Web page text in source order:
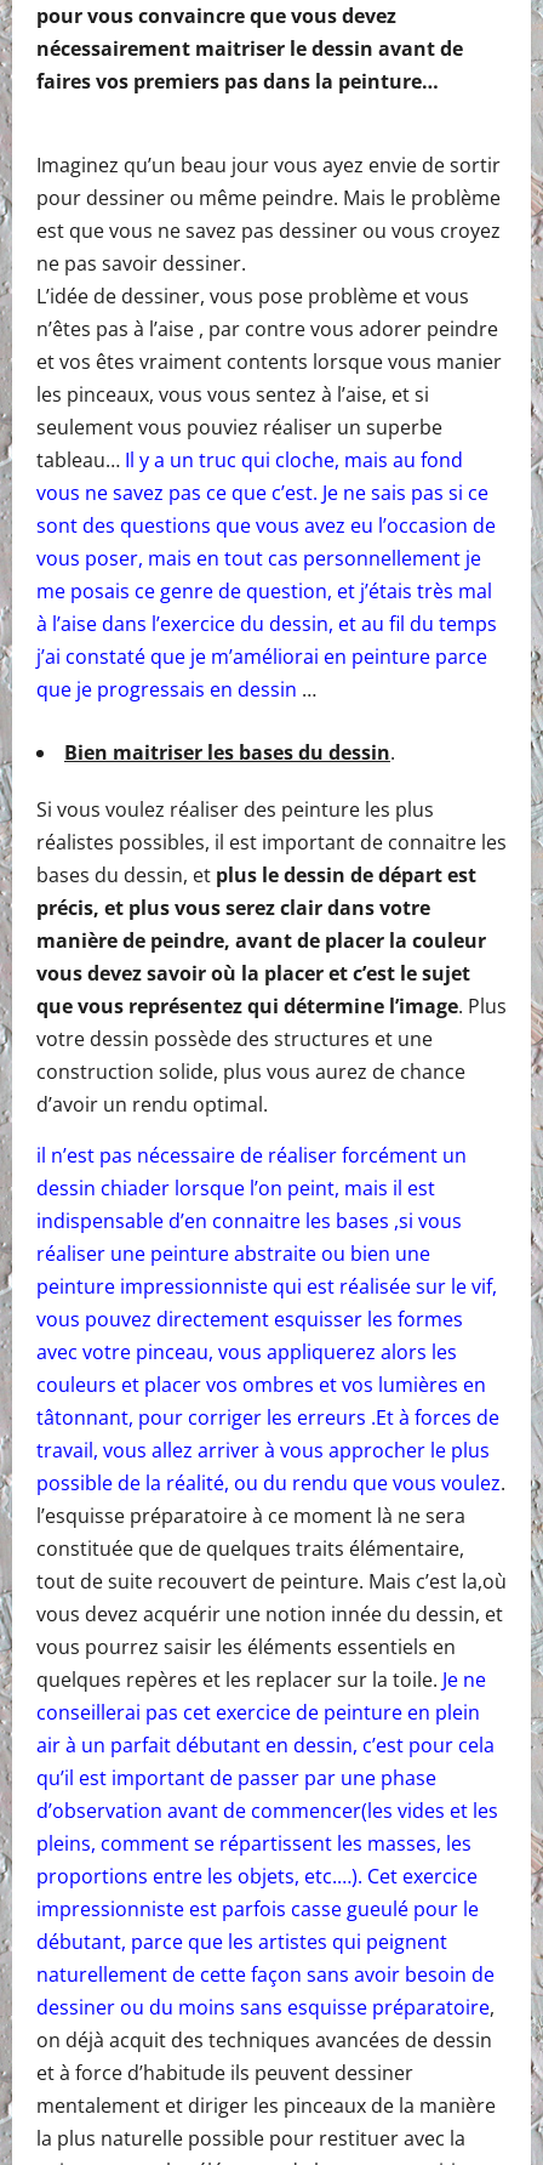
pour vous convaincre que vous devez
nécessairement maitriser le dessin avant de
faires vos premiers pas dans la peinture…
Imaginez qu’un beau jour vous ayez envie de sortir
pour dessiner ou même peindre. Mais le problème
est que vous ne savez pas dessiner ou vous croyez
ne pas savoir dessiner.
L’idée de dessiner, vous pose problème et vous
n’êtes pas à l’aise , par contre vous adorer peindre
et vos êtes vraiment contents lorsque vous manier
les pinceaux, vous vous sentez à l’aise, et si
seulement vous pouviez réaliser un superbe
tableau… Il y a un truc qui cloche, mais au fond
vous ne savez pas ce que c’est. Je ne sais pas si ce
sont des questions que vous avez eu l’occasion de
vous poser, mais en tout cas personnellement je
me posais ce genre de question, et j’étais très mal
à l’aise dans l’exercice du dessin, et au fil du temps
j’ai constaté que je m’améliorai en peinture parce
que je progressais en dessin …
Bien maitriser les bases du dessin.
Si vous voulez réaliser des peinture les plus
réalistes possibles, il est important de connaitre les
bases du dessin, et plus le dessin de départ est
précis, et plus vous serez clair dans votre
manière de peindre, avant de placer la couleur
vous devez savoir où la placer et c’est le sujet
que vous représentez qui détermine l’image. Plus
votre dessin possède des structures et une
construction solide, plus vous aurez de chance
d’avoir un rendu optimal.
il n’est pas nécessaire de réaliser forcément un
dessin chiader lorsque l’on peint, mais il est
indispensable d’en connaitre les bases ,si vous
réaliser une peinture abstraite ou bien une
peinture impressionniste qui est réalisée sur le vif,
vous pouvez directement esquisser les formes
avec votre pinceau, vous appliquerez alors les
couleurs et placer vos ombres et vos lumières en
tâtonnant, pour corriger les erreurs .Et à forces de
travail, vous allez arriver à vous approcher le plus
possible de la réalité, ou du rendu que vous voulez.
l’esquisse préparatoire à ce moment là ne sera
constituée que de quelques traits élémentaire,
tout de suite recouvert de peinture. Mais c’est la,où
vous devez acquérir une notion innée du dessin, et
vous pourrez saisir les éléments essentiels en
quelques repères et les replacer sur la toile. Je ne
conseillerai pas cet exercice de peinture en plein
air à un parfait débutant en dessin, c’est pour cela
qu’il est important de passer par une phase
d’observation avant de commencer(les vides et les
pleins, comment se répartissent les masses, les
proportions entre les objets, etc.…). Cet exercice
impressionniste est parfois casse gueulé pour le
débutant, parce que les artistes qui peignent
naturellement de cette façon sans avoir besoin de
dessiner ou du moins sans esquisse préparatoire,
on déjà acquit des techniques avancées de dessin
et à force d’habitude ils peuvent dessiner
mentalement et diriger les pinceaux de la manière
la plus naturelle possible pour restituer avec la